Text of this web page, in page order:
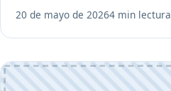
20 de mayo de 20264 min lectura